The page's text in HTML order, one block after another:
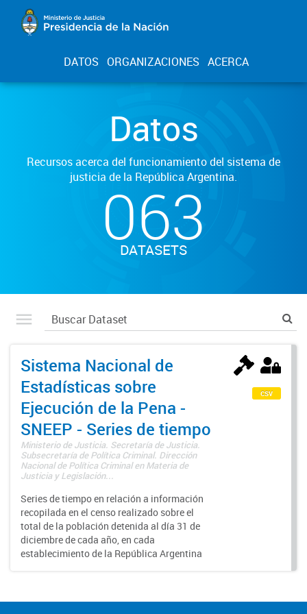
DATOS ORGANIZACIONES ACERCA
Datos
Recursos acerca del funcionamiento del sistema de
justicia de la República Argentina.
063
DATASETS
Sistema Nacional de
Estadísticas sobre
Ejecución de la Pena -
SNEEP - Series de tiempo
Ministerio de Justicia. Secretaría de Justicia.
Subsecretaría de Política Criminal. Dirección
Nacional de Política Criminal en Materia de
Justicia y Legislación...
Series de tiempo en relación a información
recopilada en el censo realizado sobre el
total de la población detenida al día 31 de
diciembre de cada año, en cada
establecimiento de la República Argentina
csv